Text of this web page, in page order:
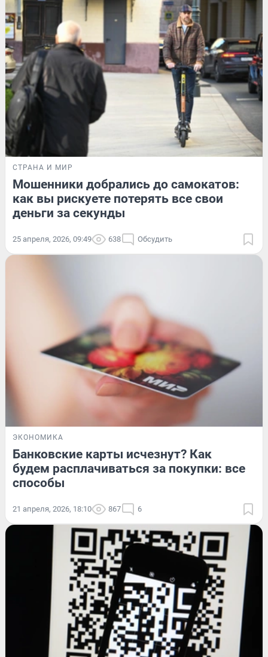
СТРАНА И МИР
Мошенники добрались до самокатов:
как вы рискуете потерять все свои
деньги за секунды
25 апреля, 2026, 09:49 638 Обсудить
ЭКОНОМИКА
Банковские карты исчезнут? Как
будем расплачиваться за покупки: все
способы
21 апреля, 2026, 18:10 867 6